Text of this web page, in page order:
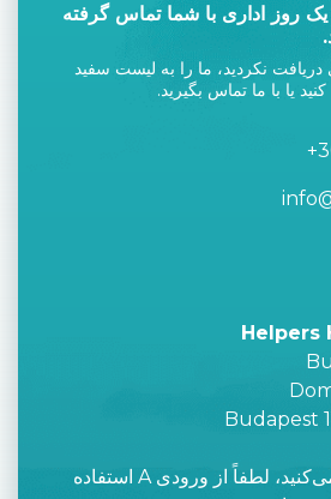
روز اداری با شما تماس گرفته
نکردید، ما را به لیست سفید
یا با ما تماس بگیرید.
Helpers
Budapest
اگر از ما دیدن می‌کنید، لطفاً از ورودی A استفاده